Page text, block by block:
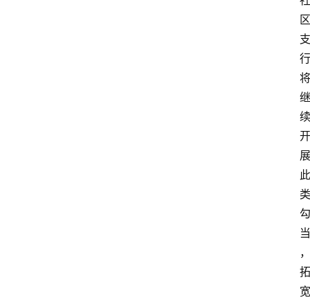
区
支
行
将
继
续
开
展
此
类
勾
当
，
拓
宽